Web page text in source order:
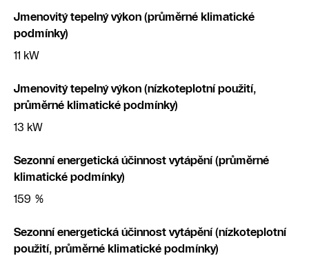
Jmenovitý tepelný výkon (průměrné klimatické
podmínky)
11 kW
Jmenovitý tepelný výkon (nízkoteplotní použití,
průměrné klimatické podmínky)
13 kW
Sezonní energetická účinnost vytápění (průměrné
klimatické podmínky)
159 %
Sezonní energetická účinnost vytápění (nízkoteplotní
použití, průměrné klimatické podmínky)